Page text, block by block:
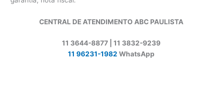
CENTRAL DE ATENDIMENTO ABC PAULISTA
11 3644-8877 | 11 3832-9239
11 96231-1982 WhatsApp